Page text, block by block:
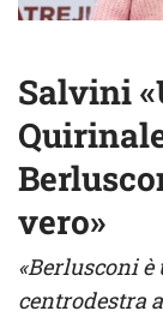
Salvini
vero»
«Berlusconi
centrodestra